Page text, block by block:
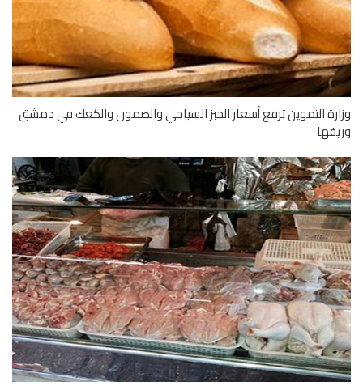
التموين ترفع أسعار الخبز السياحي والصمون والكعك في دمشق